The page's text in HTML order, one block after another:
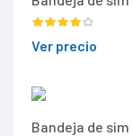
Ver precio
Bandeja de